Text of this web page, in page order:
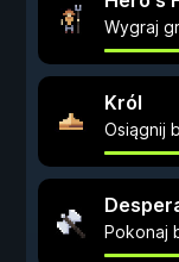
Wygraj
Król
Osiągnij
Pokonaj